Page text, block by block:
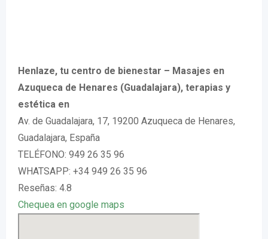
Henlaze, tu centro de bienestar – Masajes en
Azuqueca de Henares (Guadalajara), terapias y
estética en
Av. de Guadalajara, 17, 19200 Azuqueca de Henares,
Guadalajara, España
TELÉFONO: 949 26 35 96
WHATSAPP: +34 949 26 35 96
Reseñas: 4.8
Chequea en google maps